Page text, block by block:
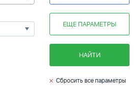
ЕЩЕ ПАРАМЕТРЫ
НАЙТИ
Сбросить все параметры